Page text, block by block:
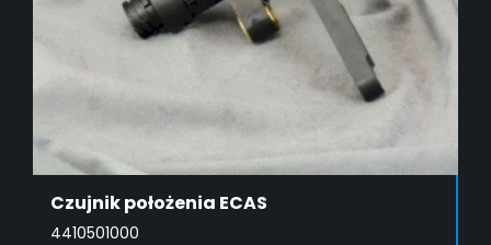
Czujnik położenia ECAS
4410501000